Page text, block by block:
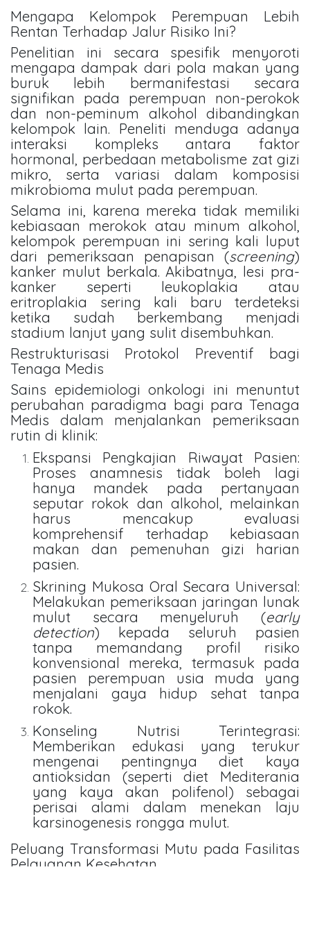
Mengapa Kelompok Perempuan Lebih
Rentan Terhadap Jalur Risiko Ini?
Penelitian ini secara spesifik menyoroti
mengapa dampak dari pola makan yang
buruk lebih bermanifestasi secara
signifikan pada perempuan non-perokok
dan non-peminum alkohol dibandingkan
kelompok lain. Peneliti menduga adanya
interaksi kompleks antara faktor
hormonal, perbedaan metabolisme zat gizi
mikro, serta variasi dalam komposisi
mikrobioma mulut pada perempuan.
Selama ini, karena mereka tidak memiliki
kebiasaan merokok atau minum alkohol,
kelompok perempuan ini sering kali luput
dari pemeriksaan penapisan (screening)
kanker mulut berkala. Akibatnya, lesi pra-
kanker seperti leukoplakia atau
eritroplakia sering kali baru terdeteksi
ketika sudah berkembang menjadi
stadium lanjut yang sulit disembuhkan.
Restrukturisasi Protokol Preventif bagi
Tenaga Medis
Sains epidemiologi onkologi ini menuntut
perubahan paradigma bagi para Tenaga
Medis dalam menjalankan pemeriksaan
rutin di klinik:
Ekspansi Pengkajian Riwayat Pasien:
Proses anamnesis tidak boleh lagi
hanya mandek pada pertanyaan
seputar rokok dan alkohol, melainkan
harus mencakup evaluasi
komprehensif terhadap kebiasaan
makan dan pemenuhan gizi harian
pasien.
Skrining Mukosa Oral Secara Universal:
Melakukan pemeriksaan jaringan lunak
mulut secara menyeluruh (early
detection) kepada seluruh pasien
tanpa memandang profil risiko
konvensional mereka, termasuk pada
pasien perempuan usia muda yang
menjalani gaya hidup sehat tanpa
rokok.
Konseling Nutrisi Terintegrasi:
Memberikan edukasi yang terukur
mengenai pentingnya diet kaya
antioksidan (seperti diet Mediterania
yang kaya akan polifenol) sebagai
perisai alami dalam menekan laju
karsinogenesis rongga mulut.
Peluang Transformasi Mutu pada Fasilitas
Pelayanan Kesehatan